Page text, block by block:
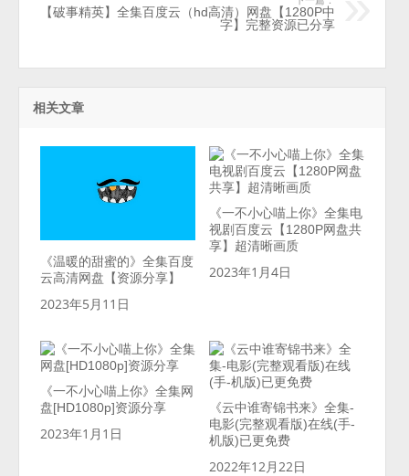
【破事精英】全集百度云（hd高清）网盘【1280P中
字】完整资源已分享
相关文章
《温暖的甜蜜的》全集百度
云高清网盘【资源分享】
2023年5月11日
《一不小心喵上你》全集电
视剧百度云【1280P网盘共
享】超清晰画质
2023年1月4日
《一不小心喵上你》全集网
盘[HD1080p]资源分享
2023年1月1日
《云中谁寄锦书来》全集-
电影(完整观看版)在线(手-
机版)已更免费
2022年12月22日